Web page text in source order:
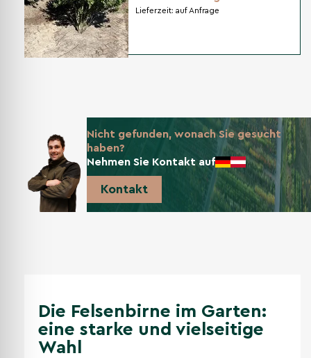
Lieferzeit: auf Anfrage
Nicht gefunden, wonach Sie gesucht
haben?
Nehmen Sie Kontakt auf
Kontakt
Die Felsenbirne im Garten:
eine starke und vielseitige
Wahl